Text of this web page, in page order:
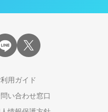
用ガイド
い合わせ窓口